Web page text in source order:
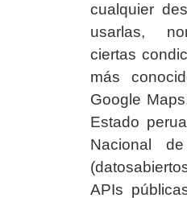
cualquier
usarlas,
ciertas
más
Google
Estado
Nacional
APIs